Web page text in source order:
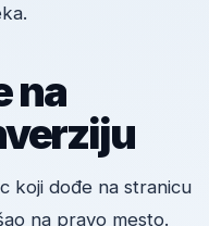
na
koji dođe na stranicu
na pravo mesto.